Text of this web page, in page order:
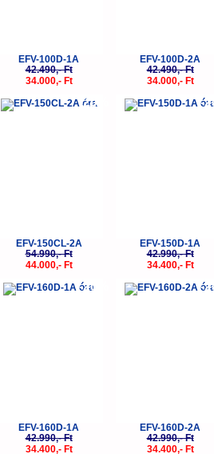
EFV-100D-1A
42.490,- Ft
34.000,- Ft
EFV-100D-2A
42.490,- Ft
34.000,- Ft
-20%
EFV-150CL-2A
54.990,- Ft
44.000,- Ft
-
EFV-150D-1A
42.990,- Ft
34.400,- Ft
-20%
EFV-160D-1A
42.990,- Ft
34.400,- Ft
-
EFV-160D-2A
42.990,- Ft
34.400,- Ft